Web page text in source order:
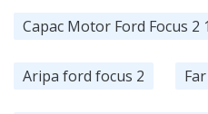
Capac Motor Ford Focus 2
Aripa ford focus 2